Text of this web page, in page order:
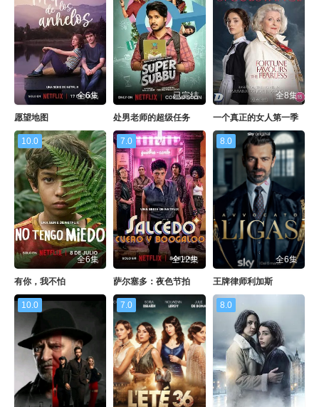
全6集
愿望地图
已完结
处男老师的超级任务
全8集
一个真正的女人第一季
10.0
全6集
有你，我不怕
7.0
全12集
萨尔塞多：夜色节拍
8.0
全6集
王牌律师利加斯
10.0 7.0 8.0